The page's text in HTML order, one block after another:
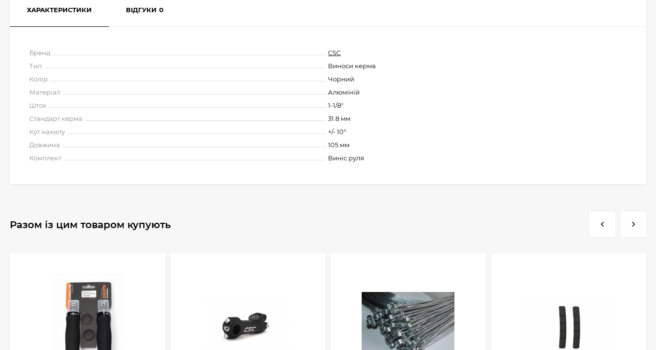
ХАРАКТЕРИСТИКИ ВІДГУКИ 0
Бренд
CSC
Тип
Виноси керма
Колір
Чорний
Матеріал
Алюміній
Шток
1-1/8"
Стандарт керма
31.8 мм
Кут нахилу
+/- 10°
Довжина
105 мм
Комплект
Виніс руля
Разом із цим товаром купують